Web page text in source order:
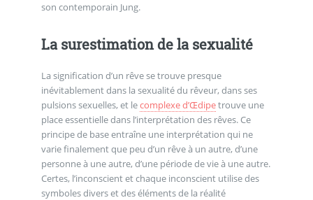
son contemporain Jung.
La surestimation de la sexualité
La signification d’un rêve se trouve presque
inévitablement dans la sexualité du rêveur, dans ses
pulsions sexuelles, et lecomplexe d’Œdipetrouve une
place essentielle dans l’interprétation des rêves. Ce
principe de base entraîne une interprétation qui ne
varie finalement que peu d’un rêve à un autre, d’une
personne à une autre, d’une période de vie à une autre.
Certes, l’inconscient et chaque inconscient utilise des
symboles divers et des éléments de la réalité